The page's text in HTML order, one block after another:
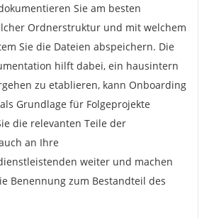
Sie am besten
Ordnerstruktur und mit welchem
Sie die Dateien abspeichern. Die
hilft dabei, ein hausintern
zu etablieren, kann Onboarding
Grundlage für Folgeprojekte
die relevanten Teile der
an Ihre
weiter und machen
Benennung zum Bestandteil des